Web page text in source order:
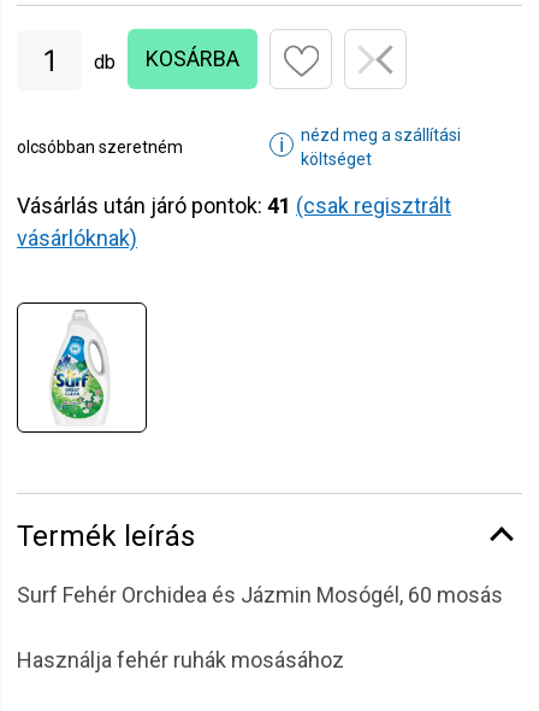
db KOSÁRBA
olcsóbban szeretném ℹ
nézd meg a szállítási
költséget
Vásárlás után járó pontok: 41 (csak regisztrált
vásárlóknak)
Termék leírás
Surf Fehér Orchidea és Jázmin Mosógél, 60 mosás
Használja fehér ruhák mosásához